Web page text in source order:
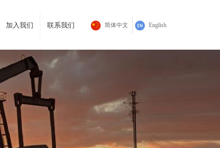
简体中文 English
加入我们 联系我们